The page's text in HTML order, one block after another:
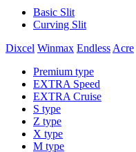
Basic Slit
Curving Slit
Dixcel Winmax Endless Acre
Premium type
EXTRA Speed
EXTRA Cruise
S type
Z type
X type
M type